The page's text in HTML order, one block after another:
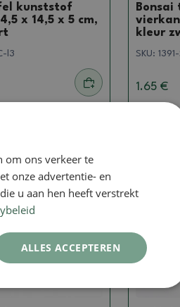
kunststof
x 14,5 x 5 cm,
l3
kleur
SKU:
1.65 €
Echte
om ons verkeer te
onze advertentie- en
u aan hen heeft verstrekt
ALLES ACCEPTEREN